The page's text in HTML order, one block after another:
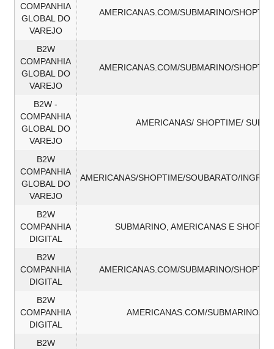
COMPANHIA
GLOBAL DO
VAREJO
AMERICANAS.COM/SUBMARINO/
B2W
COMPANHIA
GLOBAL DO
VAREJO
AMERICANAS.COM/SUBMARINO/
B2W -
COMPANHIA
GLOBAL DO
VAREJO
AMERICANAS/ SHOPTIME/
B2W
COMPANHIA
GLOBAL DO
VAREJO
AMERICANAS/SHOPTIME/SOUBARATO/
B2W
COMPANHIA
DIGITAL
SUBMARINO, AMERICANAS E
B2W
COMPANHIA
DIGITAL
AMERICANAS.COM/SUBMARINO/
B2W
COMPANHIA
DIGITAL
AMERICANAS.COM/SUBMARINO/
B2W